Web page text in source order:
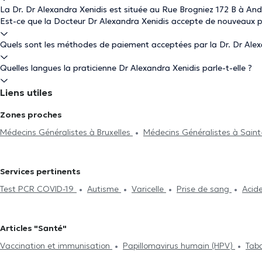
La Dr. Dr Alexandra Xenidis est située au Rue Brogniez 172 B à
Est-ce que la Docteur Dr Alexandra Xenidis accepte de nouveaux
Quels sont les méthodes de paiement acceptées par la Dr. Dr
Quelles langues la praticienne Dr Alexandra Xenidis parle-t-elle ?
Liens utiles
Zones proches
Médecins Généralistes à Bruxelles
Médecins Généralistes à
Généralistes à Uccle
Médecins Généralistes à Jette
Médecins Généralistes à
Médecins Généralistes à Auderghem
Services pertinents
Test PCR COVID-19
Autisme Varicelle Prise de sang
Traitement du diabète
Articles "Santé"
Vaccination et immunisation
Papillomavirus humain (HPV)